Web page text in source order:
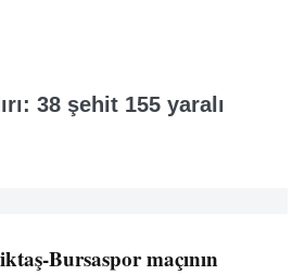
38 şehit 155 yaralı
Bursaspor maçının